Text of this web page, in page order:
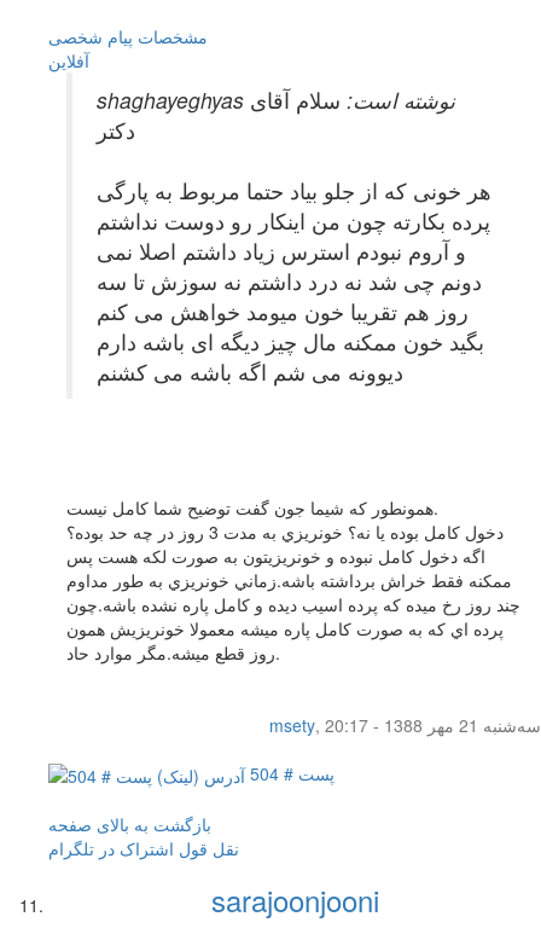
مشخصات پیام شخصی
آفلاين
shaghayeghyas نوشته است: سلام آقای
دکتر
هر خونی که از جلو بیاد حتما مربوط به پارگی
پرده بکارته چون من اینکار رو دوست نداشتم
و آروم نبودم استرس زیاد داشتم اصلا نمی
دونم چی شد نه درد داشتم نه سوزش تا سه
روز هم تقریبا خون میومد خواهش می کنم
بگید خون ممکنه مال چیز دیگه ای باشه دارم
دیوونه می شم اگه باشه می کشنم
همونطور كه شيما جون گفت توضيح شما كامل نيست.
دخول كامل بوده يا نه؟ خونريزي به مدت 3 روز در چه حد بوده؟
اگه دخول كامل نبوده و خونريزيتون به صورت لكه هست پس
ممكنه فقط خراش برداشته باشه.زماني خونريزي به طور مداوم
چند روز رخ ميده كه پرده اسيب ديده و كامل پاره نشده باشه.چون
پرده اي كه به صورت كامل پاره ميشه معمولا خونريزيش همون
روز قطع ميشه.مگر موارد حاد.
msety,
سه‌شنبه 21 مهر 1388 - 20:17
پست # 504
بازگشت به بالای صفحه
نقل قول اشتراک در تلگرام
sarajoonjooni